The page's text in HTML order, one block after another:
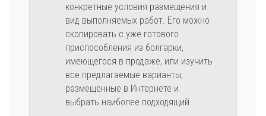
конкретные условия размещения и
вид выполняемых работ. Его можно
скопировать с уже готового
приспособления из болгарки,
имеющегося в продаже, или изучить
все предлагаемые варианты,
размещенные в Интернете и
выбрать наиболее подходящий.